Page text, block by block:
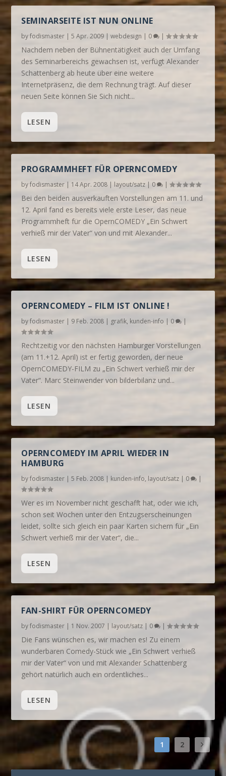
SEMINARSEITE IST NUN ONLINE
byfodismaster |5 Apr. 2009 |webdesign | 0 |
Nachdem neben der Bühnentätigkeit auch der Umfang
des Seminarbereichs gewachsen ist, verfügt Alexander
Schattenberg ab heute über eine weitere
Internetpräsenz, die dem Rechnung trägt. Auf dieser
neuen Seite können Sie Sich nicht...
LESEN
PROGRAMMHEFT FÜR OPERNCOMEDY
byfodismaster | 14 Apr. 2008 | layout/satz | 0 |
Bei den beiden ausverkauften Vorstellungen am 11. und
12. April fand es bereits viele erste Leser, das neue
Programmheft für die OpernCOMEDY „Ein Schwert
verhieß mir der Vater“ von und mit Alexander...
LESEN
OPERNCOMEDY – FILM IST ONLINE !
byfodismaster | 9 Feb. 2008 | grafik, kunden-info | 0 |
Rechtzeitig vor den nächsten Hamburger Vorstellungen
(am 11.+12. April) ist er fertig geworden, der neue
OpernCOMEDY-FILM zu „Ein Schwert verhieß mir der
Vater“. Marc Steinwender von bilderbilanz und...
LESEN
OPERNCOMEDY IM APRIL WIEDER IN
HAMBURG
byfodismaster |5 Feb. 2008 | kunden-info, layout/satz | 0 |
Wer es im November nicht geschafft hat, oder wie ich,
schon seit Wochen unter den Entzugserscheinungen
leidet, sollte sich gleich ein paar Karten sichern für „Ein
Schwert verhieß mir der Vater“, die...
LESEN
FAN-SHIRT FÜR OPERNCOMEDY
byfodismaster | 1 Nov. 2007 | layout/satz | 0 |
Die Fans wünschen es, wir machen es! Zu einem
wunderbaren Comedy-Stück wie „Ein Schwert verhieß
mir der Vater“ von und mit Alexander Schattenberg
gehört natürlich auch ein ordentliches...
LESEN
1 2